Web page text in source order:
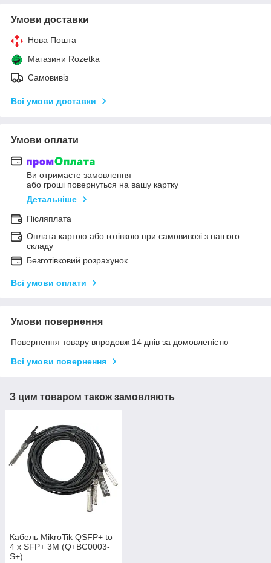
Умови доставки
Нова Пошта
Магазини Rozetka
Самовивіз
Всі умови доставки
Умови оплати
Ви отримаєте замовлення
або гроші повернуться на вашу картку
Детальніше
Післяплата
Оплата картою або готівкою при самовивозі з нашого
складу
Безготівковий розрахунок
Всі умови оплати
Умови повернення
Повернення товару впродовж 14 днів за домовленістю
Всі умови повернення
З цим товаром також замовляють
Кабель MikroTik QSFP+ to
4 x SFP+ 3M (Q+BC0003-
S+)